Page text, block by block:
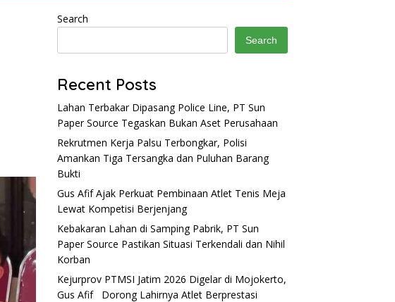
Search
Search
Recent Posts
Lahan Terbakar Dipasang Police Line, PT Sun
Paper Source Tegaskan Bukan Aset Perusahaan
Rekrutmen Kerja Palsu Terbongkar, Polisi
Amankan Tiga Tersangka dan Puluhan Barang
Bukti
Gus Afif Ajak Perkuat Pembinaan Atlet Tenis Meja
Lewat Kompetisi Berjenjang
Kebakaran Lahan di Samping Pabrik, PT Sun
Paper Source Pastikan Situasi Terkendali dan Nihil
Korban
Kejurprov PTMSI Jatim 2026 Digelar di Mojokerto,
Gus Afif Dorong Lahirnya Atlet Berprestasi